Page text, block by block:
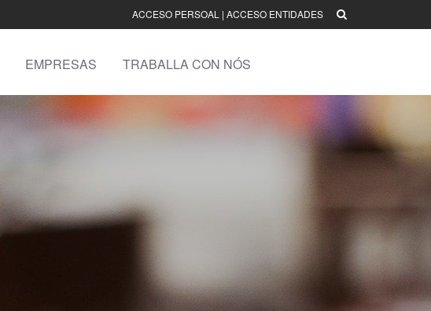
ACCESO PERSOAL | ACCESO ENTIDADES
EMPRESAS TRABALLA CON NÓS